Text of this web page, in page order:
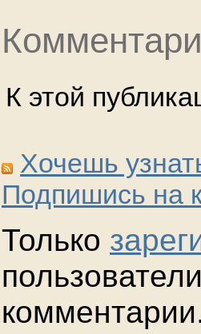
К этой
Хочешь
Подпишись на
Только